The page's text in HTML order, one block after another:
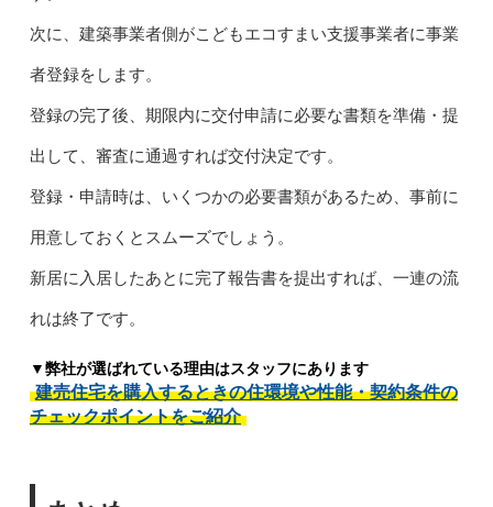
次に、建築事業者側がこどもエコすまい支援事業者に事業
者登録をします。
登録の完了後、期限内に交付申請に必要な書類を準備・提
出して、審査に通過すれば交付決定です。
登録・申請時は、いくつかの必要書類があるため、事前に
用意しておくとスムーズでしょう。
新居に入居したあとに完了報告書を提出すれば、一連の流
れは終了です。
▼弊社が選ばれている理由はスタッフにあります
建売住宅を購入するときの住環境や性能・契約条件の
チェックポイントをご紹介